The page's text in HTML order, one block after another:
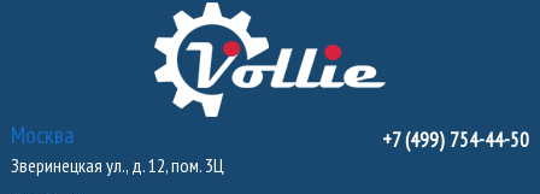
Москва
Зверинецкая ул., д. 12, пом. 3Ц
+7 (499) 754-44-50